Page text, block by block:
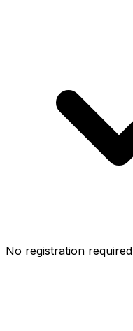
No registration required